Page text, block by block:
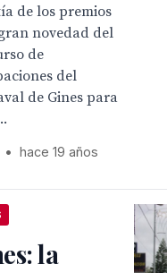
de los premios
novedad del
de
del
de Gines para
• hace 19 años
la